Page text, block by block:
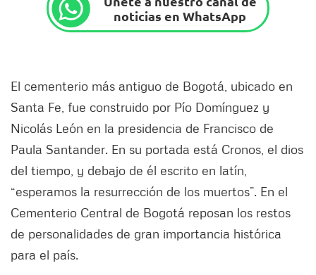
noticias en WhatsApp
El cementerio más antiguo de Bogotá, ubicado en
Santa Fe, fue construido por Pío Domínguez y
Nicolás León en la presidencia de Francisco de
Paula Santander. En su portada está Cronos, el dios
del tiempo, y debajo de él escrito en latín,
“esperamos la resurrección de los muertos”. En el
Cementerio Central de Bogotá reposan los restos
de personalidades de gran importancia histórica
para el país.